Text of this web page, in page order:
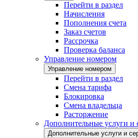
Перейти в раздел
Начисления
Пополнения счета
Заказ счетов
Рассрочка
Проверка баланса
Управление номером
Управление номером
Перейти в раздел
Смена тарифа
Блокировка
Смена владельца
Расторжение
Дополнительные услуги и
Дополнительные услуги и